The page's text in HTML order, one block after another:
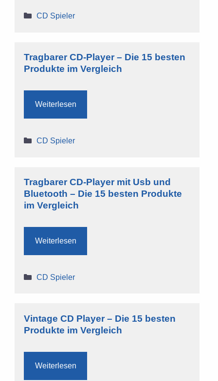
Kategorien
CD Spieler
Tragbarer CD-Player – Die 15 besten
Produkte im Vergleich
Weiterlesen
Kategorien
CD Spieler
Tragbarer CD-Player mit Usb und
Bluetooth – Die 15 besten Produkte
im Vergleich
Weiterlesen
Kategorien
CD Spieler
Vintage CD Player – Die 15 besten
Produkte im Vergleich
Weiterlesen